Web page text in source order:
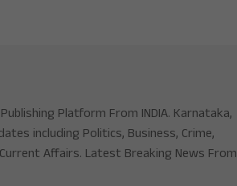
Platform From INDIA. Karnataka,
including Politics, Business, Crime,
Affairs. Latest Breaking News From